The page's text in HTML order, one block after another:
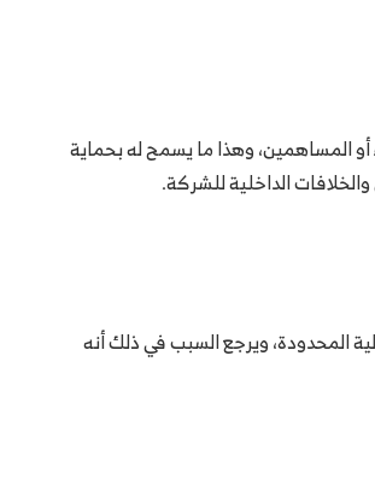
المساهمين، وهذا ما يسمح له بحماية
الداخلية للشركة.
المحدودة، ويرجع السبب في ذلك أنه